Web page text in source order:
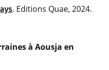
. Editions Quae, 2024.
à Aousja en